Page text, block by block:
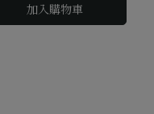
加入購物車